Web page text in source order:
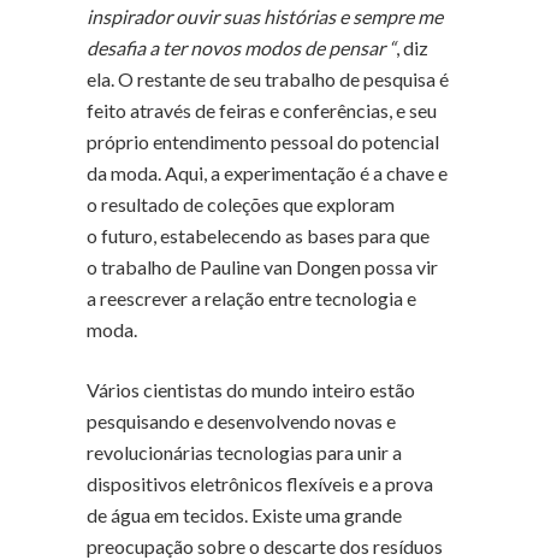
inspirador ouvir suas histórias e sempre me
desafia a ter novos modos de pensar “, diz
ela. O restante de seu trabalho de pesquisa é
feito através de feiras e conferências, e seu
próprio entendimento pessoal do potencial
da moda. Aqui, a experimentação é a chave e
o resultado de coleções que exploram
o futuro, estabelecendo as bases para que
o trabalho de Pauline van Dongen possa vir
a reescrever a relação entre tecnologia e
moda.
Vários cientistas do mundo inteiro estão
pesquisando e desenvolvendo novas e
revolucionárias tecnologias para unir a
dispositivos eletrônicos flexíveis e a prova
de água em tecidos. Existe uma grande
preocupação sobre o descarte dos resíduos